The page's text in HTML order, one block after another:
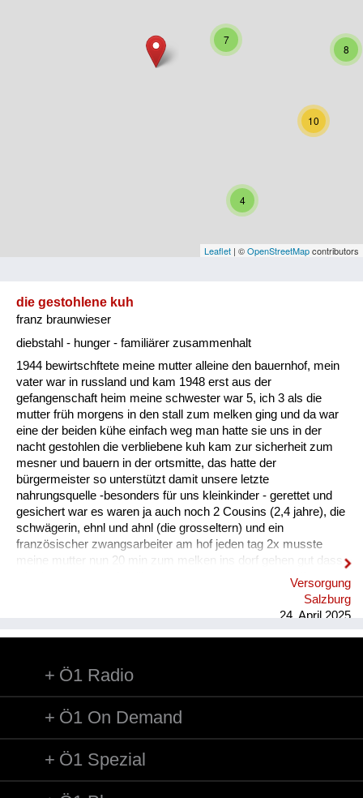
Kärnten
Vorarlberg
Besatzungsmächte
Frauen, Mütter, Kinder
Versorgung
Heimkehrer
Fluchtgeschichten
Familiengeschichten
Schule und Ausbildung
10
7
4
8
Leaflet | ©OpenStreetMapcontributors
die gestohlene kuh
franz braunwieser
diebstahl - hunger - familiärer zusammenhalt
1944 bewirtschftete meine mutter alleine den bauernhof, mein
vater war in russland und kam 1948 erst aus der
gefangenschaft heim meine schwester war 5, ich 3 als die
mutter früh morgens in den stall zum melken ging und da war
eine der beiden kühe einfach weg man hatte sie uns in der
nacht gestohlen die verbliebene kuh kam zur sicherheit zum
mesner und bauern in der ortsmitte, das hatte der
bürgermeister so unterstützt damit unsere letzte
nahrungsquelle -besonders für uns kleinkinder - gerettet und
gesichert war es waren ja auch noch 2 Cousins (2,4 jahre), die
schwägerin, ehnl und ahnl (die grosseltern) und ein
französischer zwangsarbeiter am hof jeden tag 2x musste
meine mutter nun 20 min zum melken ins dorf gehen gut dass
wir eine so grosse familie waren und zusammen geholfen
haben die väter waren im krieg die frauen mussten alles alleine
Versorgung
Salzburg
24. April 2025
Ö1 Radio
Ö1 On Demand
Ö1 Spezial